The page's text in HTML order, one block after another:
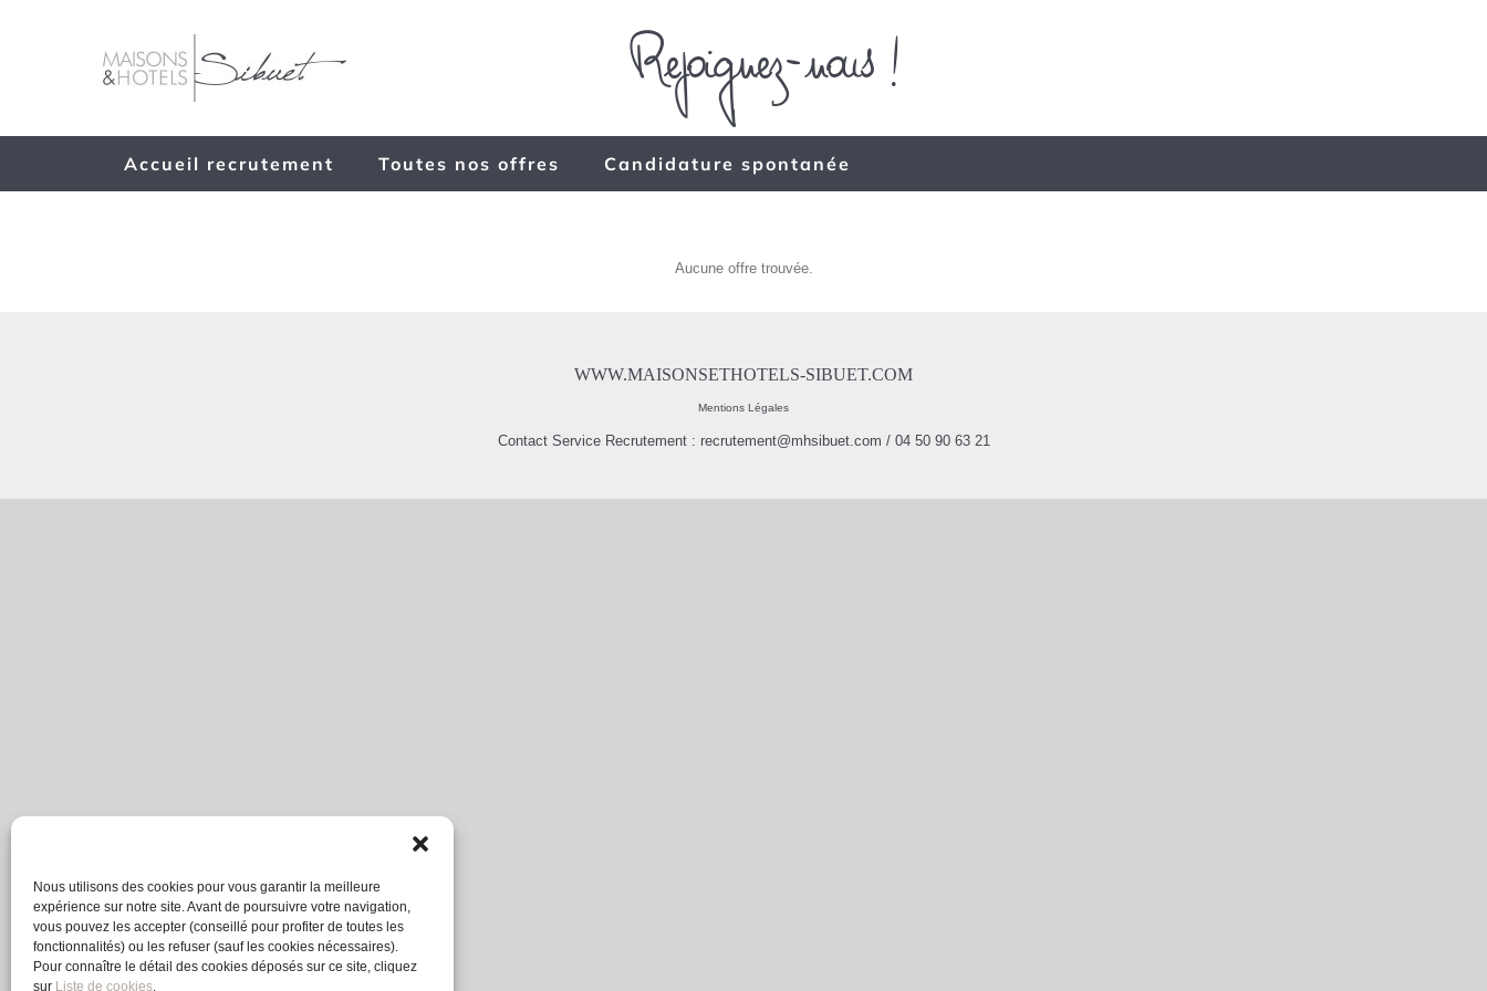
Nous utilisons des cookies pour vous garantir la meilleure
expérience sur notre site. Avant de poursuivre votre navigation,
vous pouvez les accepter (conseillé pour profiter de toutes les
fonctionnalités) ou les refuser (sauf les cookies nécessaires).
Pour connaître le détail des cookies déposés sur ce site, cliquez
sur Liste de cookies.
Accueil recrutement Toutes nos offres Candidature spontanée
Aucune offre trouvée.
WWW.MAISONSETHOTELS-SIBUET.COM
Mentions Légales
Contact Service Recrutement : recrutement@mhsibuet.com / 04 50 90 63 21